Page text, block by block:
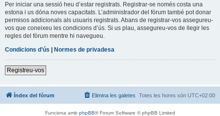
Per iniciar una sessió heu d’estar registrats. Registrar-se només costa una
estona i us dóna noves capacitats. L’administrador del fòrum també pot donar
permisos addicionals als usuaris registrats. Abans de registrar-vos assegureu-
vos que coneixeu les condicions d’ús. Si us plau, assegureu-vos de llegir les
regles del fòrum mentre hi navegueu.
Condicions d’ús | Normes de privadesa
Registreu-vos
Índex del fòrum Totes les hores són UTC+02:00
Elimina les galetes
Funciona amb phpBB® Forum Software © phpBB Limited